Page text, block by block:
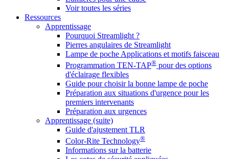
Voir toutes les séries
Ressources
Apprentissage
Pourquoi Streamlight ?
Pierres angulaires de Streamlight
Lampe de poche Applications et motifs faisceau
Programmation TEN-TAP® pour des options
d'éclairage flexibles
Guide pour choisir la bonne lampe de poche
Préparation aux situations d'urgence pour les
premiers intervenants
Préparation aux urgences
Apprentissage (suite)
Guide d'ajustement TLR
Color-Rite Technology®
Informations sur la batterie